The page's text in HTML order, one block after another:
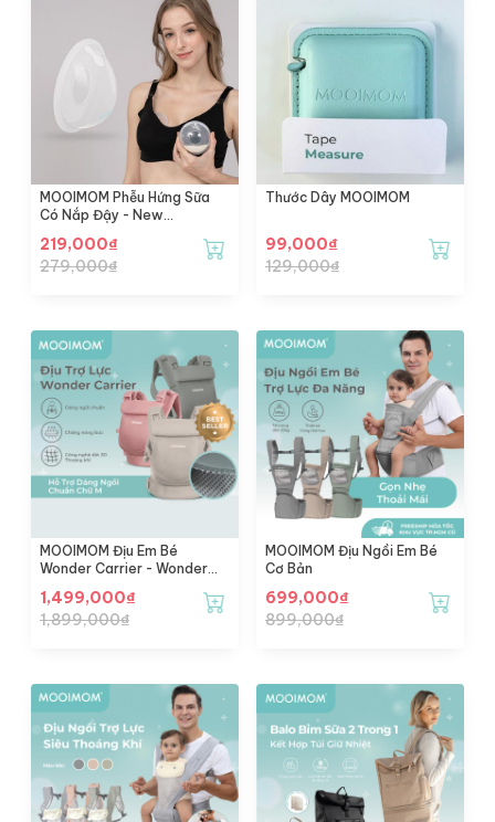
MOOIMOM Phễu Hứng Sữa
Có Nắp Đậy - New
219,000₫
279,000₫
Thước Dây MOOIMOM
99,000₫
129,000₫
MOOIMOM Địu Em Bé
Wonder Carrier - Wonder
1,499,000₫
1,899,000₫
MOOIMOM Địu Ngồi Em Bé
Cơ Bản
699,000₫
899,000₫